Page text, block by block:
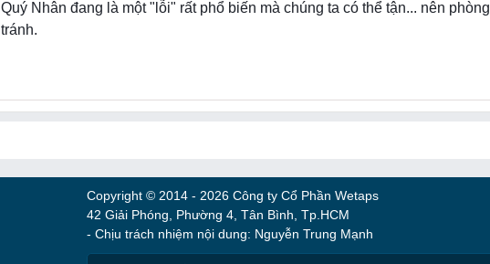
Quý Nhân đang là một "lỗi" rất phổ biến mà chúng ta có thể tận... nên phòng
tránh.
Copyright © 2014 - 2026 Công ty Cổ Phần Wetaps
42 Giải Phóng, Phường 4, Tân Bình, Tp.HCM
- Chịu trách nhiệm nội dung: Nguyễn Trung Mạnh